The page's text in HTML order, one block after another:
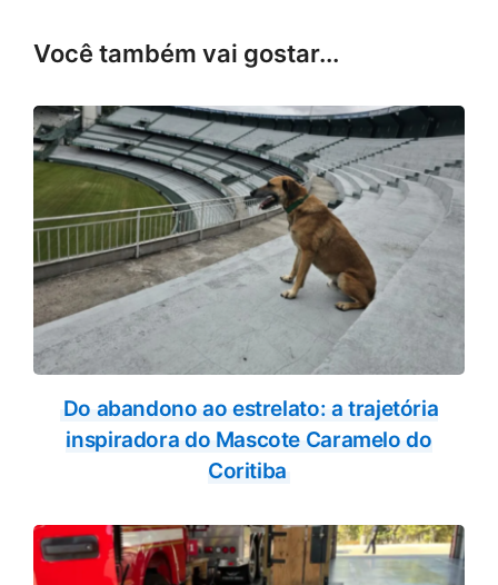
Você também vai gostar...
Do abandono ao estrelato: a trajetória
inspiradora do Mascote Caramelo do
Coritiba